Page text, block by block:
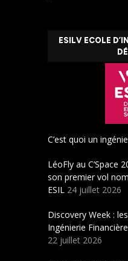
ESILV ECOLE
C’est quoi un
LéoFly au C’Space
son premier vol
ESIL 24 juillet 2026
Discovery Week :
Ingénierie
22 juillet 2026